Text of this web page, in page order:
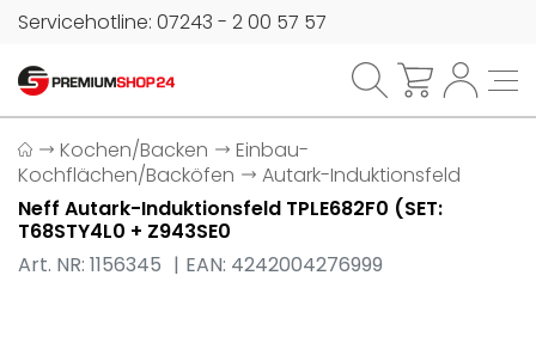
Servicehotline: 07243 - 2 00 57 57
Kochen/Backen
Einbau-
Kochflächen/Backöfen
Autark-Induktionsfeld
Neff Autark-Induktionsfeld TPLE682F0 (SET:
T68STY4L0 + Z943SE0
Art. NR: 1156345
EAN: 4242004276999